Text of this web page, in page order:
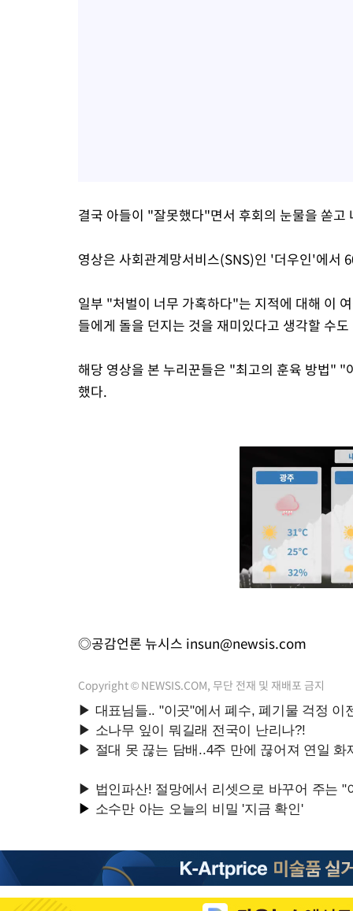
결국 아들이 "잘못했다"면서 후회의 눈물을 쏟고
영상은 사회관계망서비스(SNS)인 '더우인'에서
일부 "처벌이 너무 가혹하다"는 지적에 대해 이
들에게 돌을 던지는 것을 재미있다고 생각할 수
해당 영상을 본 누리꾼들은 "최고의 훈육 방법"
했다.
◎공감언론 뉴시스 insun@newsis.com
Copyright © NEWSIS.COM, 무단 전재 및 재배포 금지